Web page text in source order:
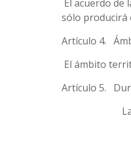
El acuerdo de
sólo producirá
Artículo 4.
El ámbito
Artículo 5.